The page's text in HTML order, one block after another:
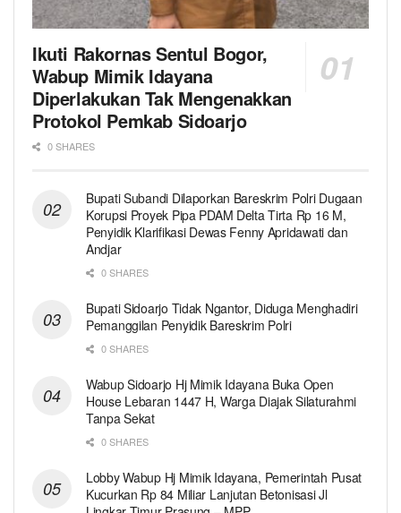
Ikuti Rakornas Sentul Bogor,
Wabup Mimik Idayana
Diperlakukan Tak Mengenakkan
Protokol Pemkab Sidoarjo
0 SHARES
Bupati Subandi Dilaporkan Bareskrim Polri Dugaan
Korupsi Proyek Pipa PDAM Delta Tirta Rp 16 M,
Penyidik Klarifikasi Dewas Fenny Apridawati dan
Andjar
0 SHARES
Bupati Sidoarjo Tidak Ngantor, Diduga Menghadiri
Pemanggilan Penyidik Bareskrim Polri
0 SHARES
Wabup Sidoarjo Hj Mimik Idayana Buka Open
House Lebaran 1447 H, Warga Diajak Silaturahmi
Tanpa Sekat
0 SHARES
Lobby Wabup Hj Mimik Idayana, Pemerintah Pusat
Kucurkan Rp 84 Miliar Lanjutan Betonisasi Jl